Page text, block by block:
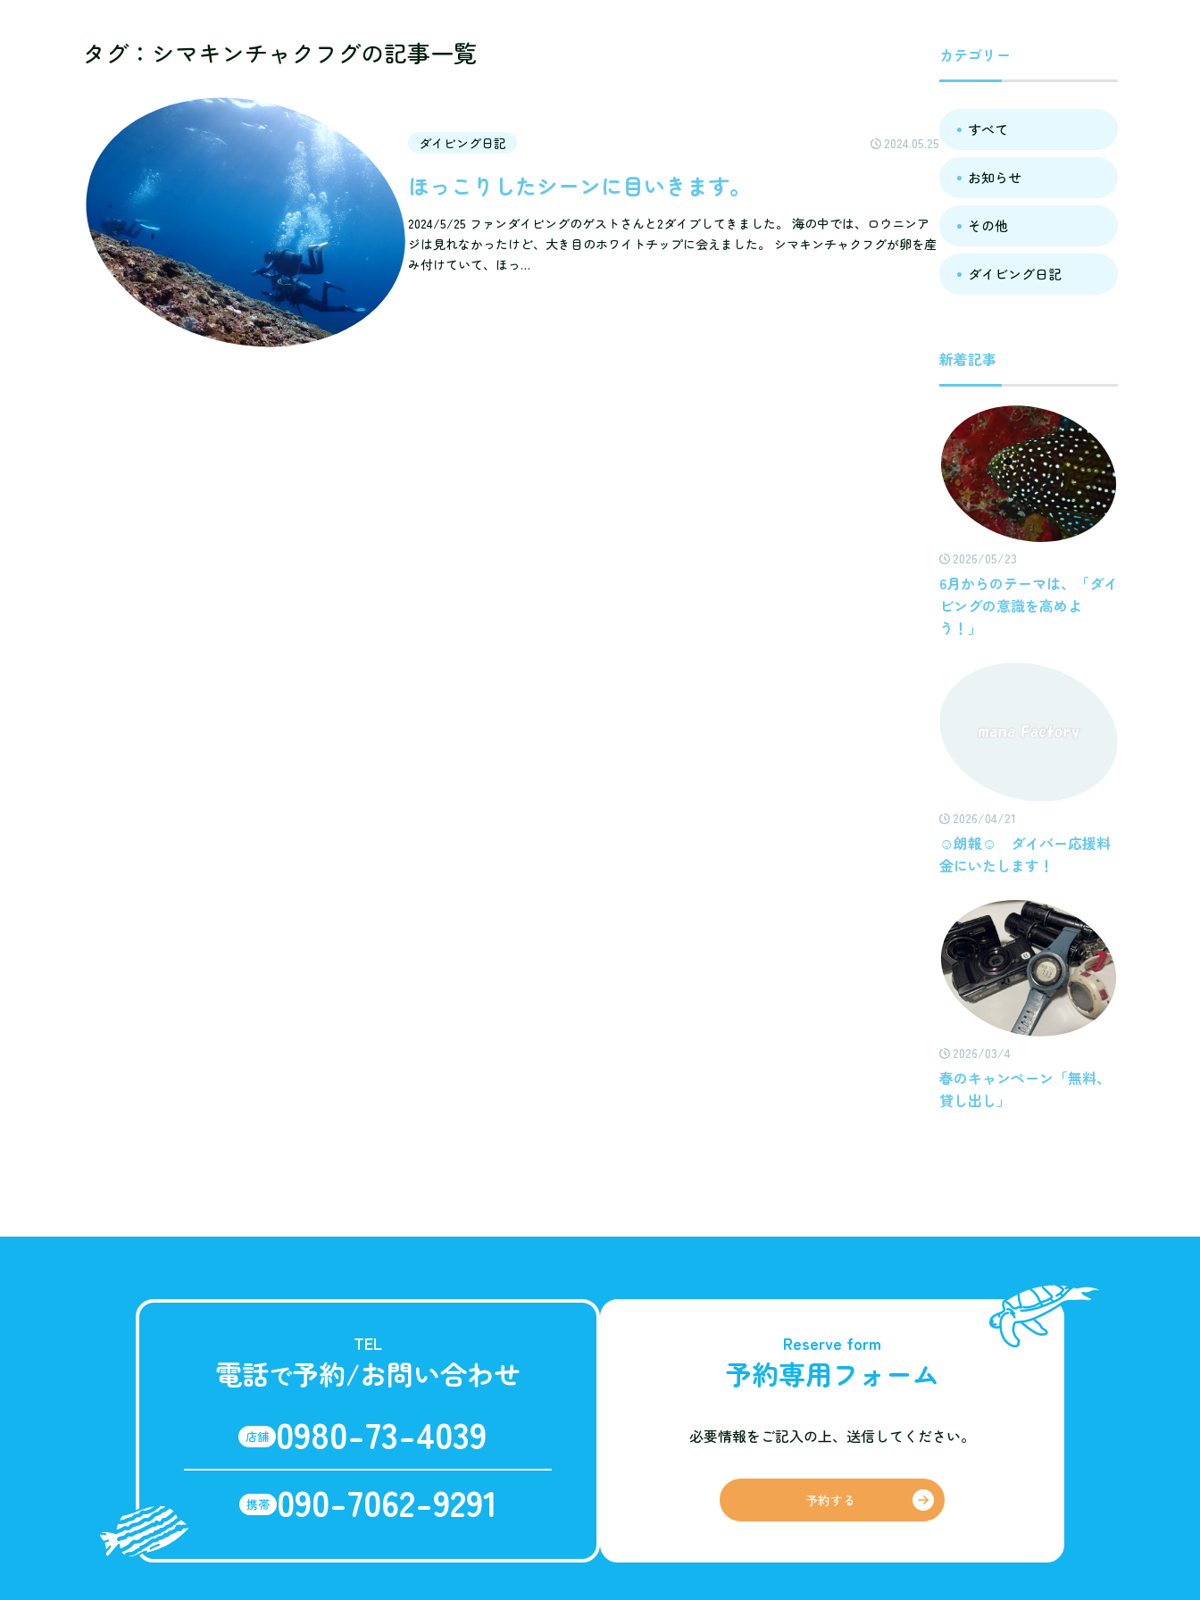
タグ：シマキンチャクフグの記事一覧
ダイビング日記 2024.05.25
ほっこりしたシーンに目いきます。
2024/5/25 ファンダイビングのゲストさんと2ダイブしてきました。 海の中では、ロウニンア
ジは見れなかったけど、大き目のホワイトチップに会えました。 シマキンチャクフグが卵を産
み付けていて、ほっ…
カテゴリー
すべて
お知らせ
その他
ダイビング日記
新着記事
2026/05/23
6月からのテーマは、「ダイ
ビングの意識を高めよ
う！」
2026/04/21
☺朗報☺ ダイバー応援料
金にいたします！
2026/03/4
春のキャンペーン「無料、
貸し出し」
TEL
電話で予約/お問い合わせ
店舗 0980-73-4039
携帯 090-7062-9291
Reserve form
予約専用フォーム
必要情報をご記入の上、 送信してください。
予約する